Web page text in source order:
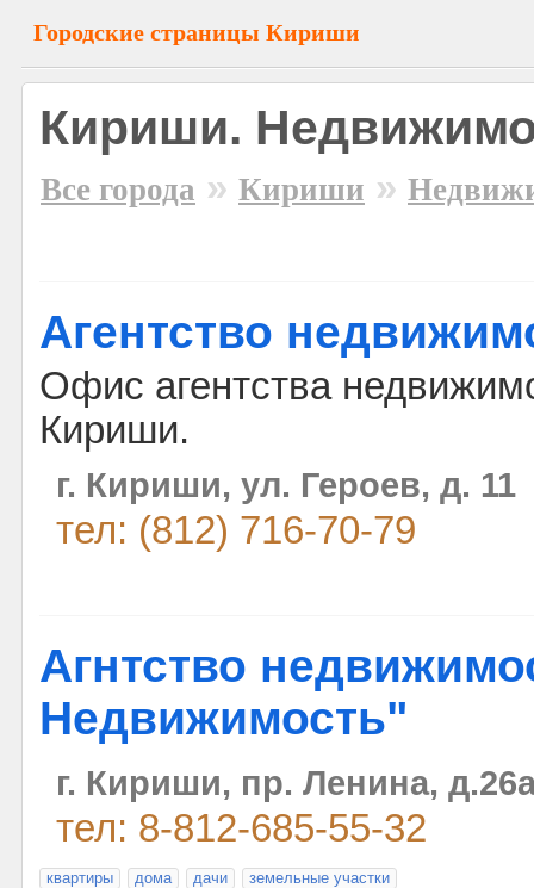
Городские страницы Кириши
Кириши.
Все города » Кириши »
Агентство
Офис агентства
Кириши.
г. Кириши, ул. Героев, д. 11
тел: (812) 716-70-79
Агнтство
Недвижимость"
г. Кириши, пр. Ленина,
тел: 8-812-685-55-32
квартиры дома дачи земельные участки